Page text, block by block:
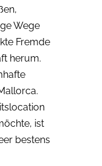
Wege
Fremde
herum.
ist
bestens